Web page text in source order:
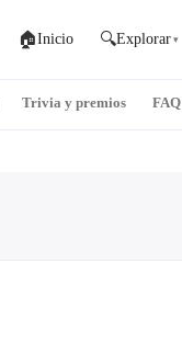
🏠Inicio 🔍Explorar ▾
Trivia y premios FAQ